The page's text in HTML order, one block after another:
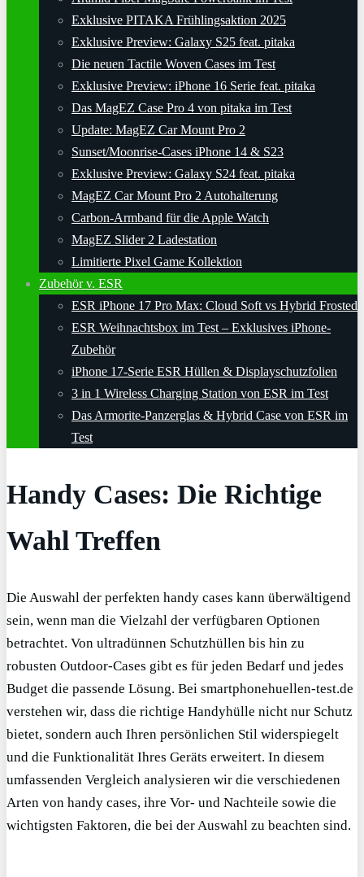
Exklusive PITAKA Frühlingsaktion 2025
Exklusive Preview: Galaxy S25 feat. pitaka
Die neuen Tactile Woven Cases im Test
Exklusive Preview: iPhone 16 Serie feat. pitaka
Das MagEZ Case Pro 4 von pitaka im Test
Update: MagEZ Car Mount Pro 2
Sunset/Moonrise-Cases iPhone 14 & S23
Exklusive Preview: Galaxy S24 feat. pitaka
MagEZ Car Mount Pro 2 Autohalterung
Carbon-Armband für die Apple Watch
MagEZ Slider 2 Ladestation
Limitierte Pixel Game Kollektion
Zubehör v. ESR
ESR iPhone 17 Pro Max: Cloud Soft vs Hybrid Frosted
ESR Weihnachtsbox im Test – Exklusives iPhone-
Zubehör
iPhone 17-Serie ESR Hüllen & Displayschutzfolien
3 in 1 Wireless Charging Station von ESR im Test
Das Armorite-Panzerglas & Hybrid Case von ESR im
Test
Handy Cases: Die Richtige
Wahl Treffen
Die Auswahl der perfekten handy cases kann überwältigend
sein, wenn man die Vielzahl der verfügbaren Optionen
betrachtet. Von ultradünnen Schutzhüllen bis hin zu
robusten Outdoor-Cases gibt es für jeden Bedarf und jedes
Budget die passende Lösung. Bei smartphonehuellen-test.de
verstehen wir, dass die richtige Handyhülle nicht nur Schutz
bietet, sondern auch Ihren persönlichen Stil widerspiegelt
und die Funktionalität Ihres Geräts erweitert. In diesem
umfassenden Vergleich analysieren wir die verschiedenen
Arten von handy cases, ihre Vor- und Nachteile sowie die
wichtigsten Faktoren, die bei der Auswahl zu beachten sind.